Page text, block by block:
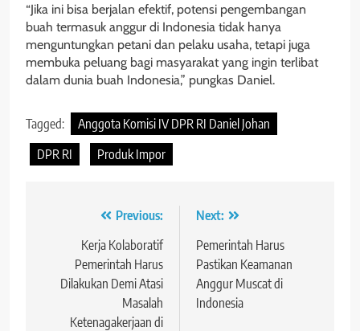
“Jika ini bisa berjalan efektif, potensi pengembangan
buah termasuk anggur di Indonesia tidak hanya
menguntungkan petani dan pelaku usaha, tetapi juga
membuka peluang bagi masyarakat yang ingin terlibat
dalam dunia buah Indonesia,” pungkas Daniel.
Tagged:
Anggota Komisi IV DPR RI Daniel Johan
DPR RI
Produk Impor
Navigasi Previous:
Kerja Kolaboratif
Pemerintah Harus
Dilakukan Demi Atasi
Masalah
Ketenagakerjaan di
Next:
Pemerintah Harus
Pastikan Keamanan
Anggur Muscat di
Indonesia